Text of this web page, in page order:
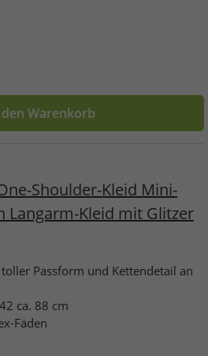
Warenkorb
Shoulder-Kleid Mini-
Langarm-Kleid mit Glitzer
Passform und Kettendetail an
ca. 88 cm
Fäden